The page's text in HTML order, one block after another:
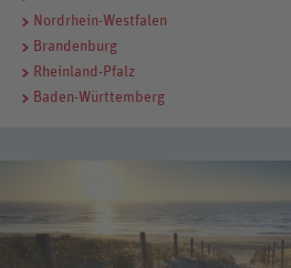
Nordrhein-Westfalen
Brandenburg
Rheinland-Pfalz
Baden-Württemberg